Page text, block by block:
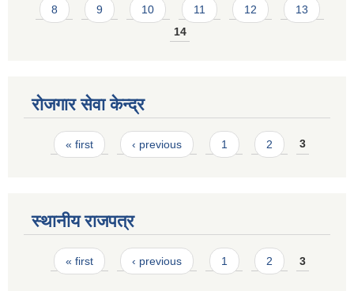
8 9 10 11 12
13
14
रोजगार सेवा केन्द्र
Pages
« first ‹ previous 1 2 3
स्थानीय राजपत्र
Pages
« first ‹ previous 1 2 3